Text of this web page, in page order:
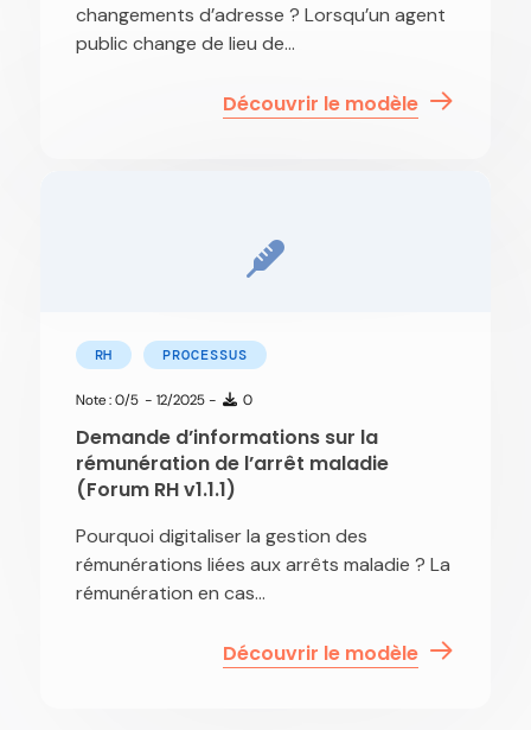
changements d’adresse ? Lorsqu’un agent
public change de lieu de...
Découvrir le modèle
RH PROCESSUS
Note : 0/5 - 12/2025 - 0
Demande d’informations sur la
rémunération de l’arrêt maladie
(Forum RH v1.1.1)
Pourquoi digitaliser la gestion des
rémunérations liées aux arrêts maladie ? La
rémunération en cas...
Découvrir le modèle